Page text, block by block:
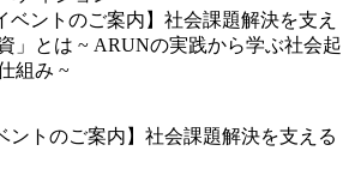
ントのご案内】社会課題解決を支える